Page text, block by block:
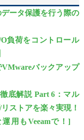
ータ保護を行う際の
負荷をコントロール
バックアップ
底解説 Part 6：マル
ストアを楽々実現！
用もVeeamで！]